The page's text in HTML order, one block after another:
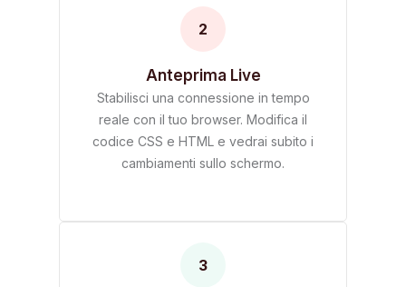
2
Anteprima Live
Stabilisci una connessione in tempo
reale con il tuo browser. Modifica il
codice CSS e HTML e vedrai subito i
cambiamenti sullo schermo.
3